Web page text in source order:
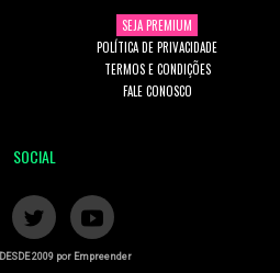
SEJA PREMIUM
POLÍTICA DE PRIVACIDADE
TERMOS E CONDIÇÕES
FALE CONOSCO
SOCIAL
DESDE 2009 por Empreender